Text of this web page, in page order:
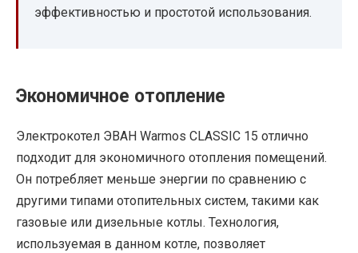
эффективностью и простотой использования.
Экономичное отопление
Электрокотел ЭВАН Warmos CLASSIC 15 отлично
подходит для экономичного отопления помещений.
Он потребляет меньше энергии по сравнению с
другими типами отопительных систем, такими как
газовые или дизельные котлы. Технология,
используемая в данном котле, позволяет